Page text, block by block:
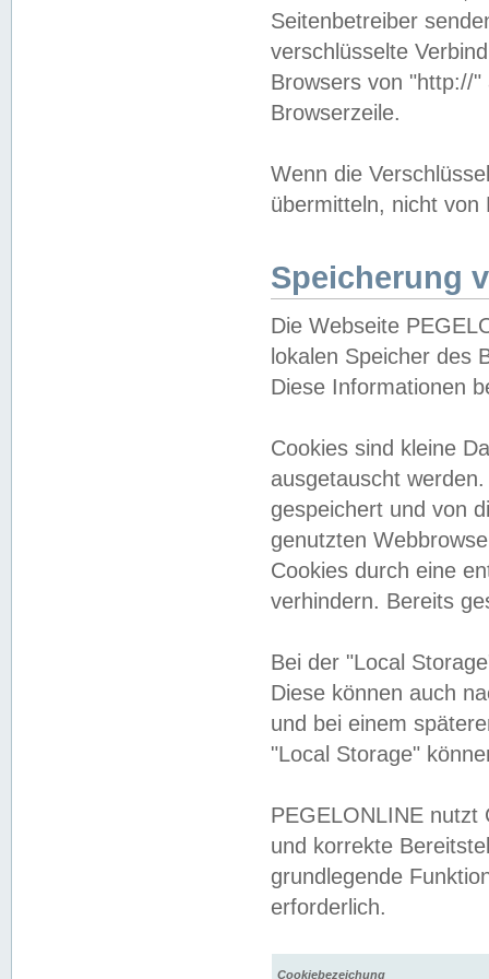
Seitenbetreiber
verschlüsselte
Browsers von "http://
Browserzeile.
Wenn die
übermitteln, nicht von
Speicherung
Die Webseite
lokalen Speicher des
Diese Informationen
Cookies sind kleine
ausgetauscht
gespeichert und von
genutzten
Cookies durch eine
verhindern. Bereits
Bei der "Local
Diese können auch
und bei einem
"Local Storage"
PEGELONLINE nutzt
und korrekte
grundlegende
erforderlich.
Cookiebezeichung